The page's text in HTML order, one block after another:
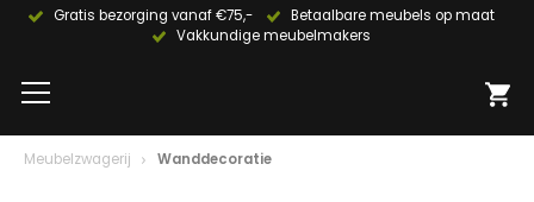
Gratis bezorging vanaf €75,-
Betaalbare meubels op maat
Vakkundige meubelmakers
Meubelzwagerij Wanddecoratie